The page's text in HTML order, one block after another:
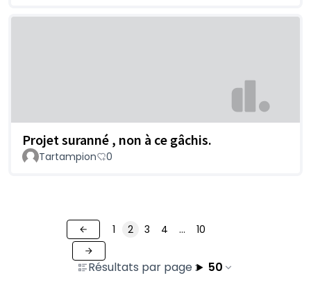
Projet suranné , non à ce gâchis.
Tartampion 0
Résultats par page : 50
1 2 3 4 … 10